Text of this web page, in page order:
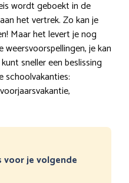
wordt geboekt in de
het vertrek. Zo kan je
Maar het levert je nog
je kan
sneller een beslissing
schoolvakanties:
voor je volgende